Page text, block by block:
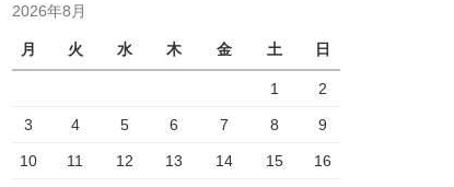
2026年8月
月 火 水 木 金 土 日
1 2
3 4 5 6 7 8 9
10 11 12 13 14 15 16